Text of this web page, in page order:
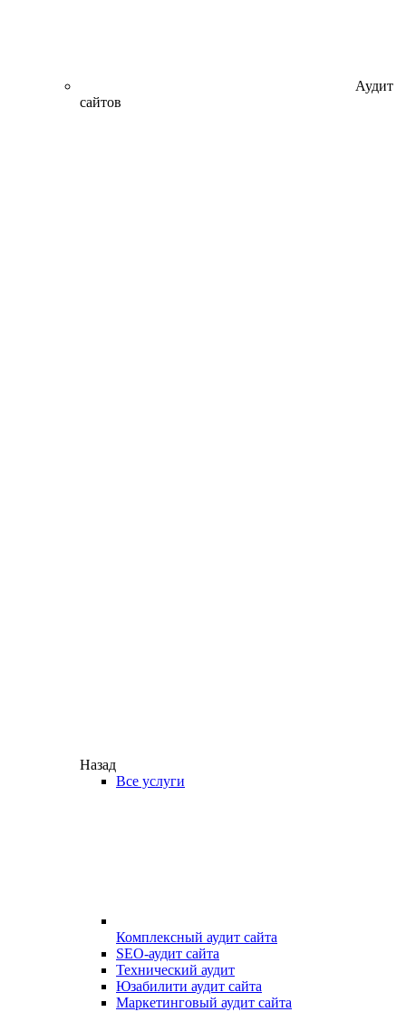
Аудит
сайтов
Назад
Все услуги
Комплексный аудит сайта
SEO-аудит сайта
Технический аудит
Юзабилити аудит сайта
Маркетинговый аудит сайта